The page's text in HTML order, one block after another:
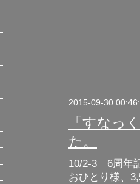
2015-09-30
「すなっ
た。
10/2-3 6周年
おひとり様、